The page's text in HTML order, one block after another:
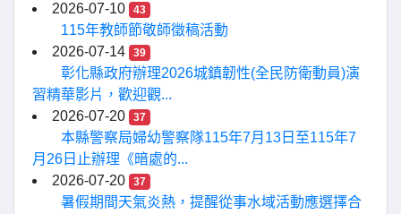
2026-07-10
43
115年教師節敬師徵稿活動
2026-07-14
39
彰化縣政府辦理2026城鎮韌性(全民防衛動員)演
習精華影片，歡迎觀...
2026-07-20
37
本縣警察局婦幼警察隊115年7月13日至115年7
月26日止辦理《暗處的...
2026-07-20
37
暑假期間天氣炎熱，提醒從事水域活動應選擇合